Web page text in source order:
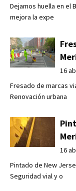
Dejamos huella en el
mejora la expe
16
Fresado de marcas
Renovación urbana
16
Pintado de New
Seguridad vial y o